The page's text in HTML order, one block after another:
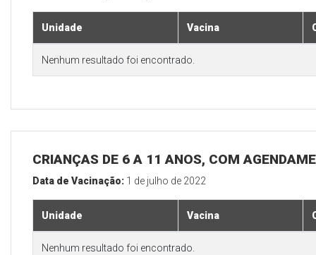
Unidade Vacina
Nenhum resultado foi encontrado.
CRIANÇAS DE 6 A 11 ANOS, COM
Data de Vacinação: 1 de julho de 2022
Unidade Vacina
Nenhum resultado foi encontrado.